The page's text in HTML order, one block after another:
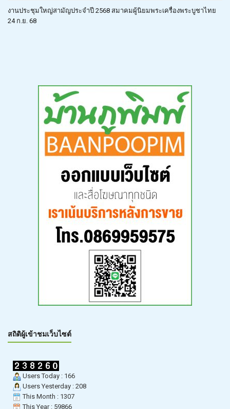
งานประชุมใหญ่สามัญประจำปี 2568 สมาคมผู้นิยมพระเครื่องพระบูชาไทย
24 ก.ย. 68
สถิติผู้เข้าชมเว็บไซต์
Users Today : 166
Users Yesterday : 208
This Month : 1307
This Year : 59866